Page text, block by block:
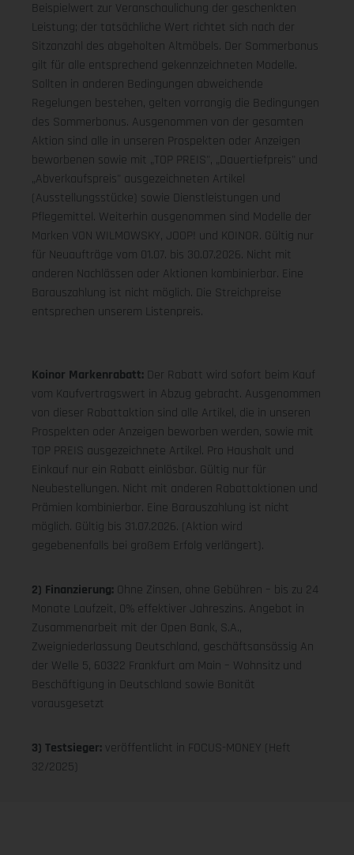
Beispielwert zur Veranschaulichung der geschenkten
Leistung; der tatsächliche Wert richtet sich nach der
Sitzanzahl des abgeholten Altmöbels. Der Sommerbonus
gilt für alle entsprechend gekennzeichneten Modelle.
Sollten in anderen Bedingungen abweichende
Regelungen bestehen, gelten vorrangig die Bedingungen
des Sommerbonus. Ausgenommen von der gesamten
Aktion sind alle in unseren Prospekten oder Anzeigen
beworbenen sowie mit „TOP PREIS", „Dauertiefpreis" und
„Abverkaufspreis" ausgezeichneten Artikel
(Ausstellungsstücke) sowie Dienstleistungen und
Pflegemittel. Weiterhin ausgenommen sind Modelle der
Marken VON WILMOWSKY, JOOP! und KOINOR. Gültig nur
für Neuaufträge vom 01.07. bis 30.07.2026. Nicht mit
anderen Nachlässen oder Aktionen kombinierbar. Eine
Barauszahlung ist nicht möglich. Die Streichpreise
entsprechen unserem Listenpreis.
Koinor Markenrabatt: Der Rabatt wird sofort beim Kauf
vom Kaufvertragswert in Abzug gebracht. Ausgenommen
von dieser Rabattaktion sind alle Artikel, die in unseren
Prospekten oder Anzeigen beworben werden, sowie mit
TOP PREIS ausgezeichnete Artikel. Pro Haushalt und
Einkauf nur ein Rabatt einlösbar. Gültig nur für
Neubestellungen. Nicht mit anderen Rabattaktionen und
Prämien kombinierbar. Eine Barauszahlung ist nicht
möglich. Gültig bis 31.07.2026. (Aktion wird
gegebenenfalls bei großem Erfolg verlängert).
2) Finanzierung: Ohne Zinsen, ohne Gebühren – bis zu 24
Monate Laufzeit, 0% effektiver Jahreszins. Angebot in
Zusammenarbeit mit der Open Bank, S.A.,
Zweigniederlassung Deutschland, geschäftsansässig An
der Welle 5, 60322 Frankfurt am Main – Wohnsitz und
Beschäftigung in Deutschland sowie Bonität
vorausgesetzt
3) Testsieger: veröffentlicht in FOCUS-MONEY (Heft
32/2025)